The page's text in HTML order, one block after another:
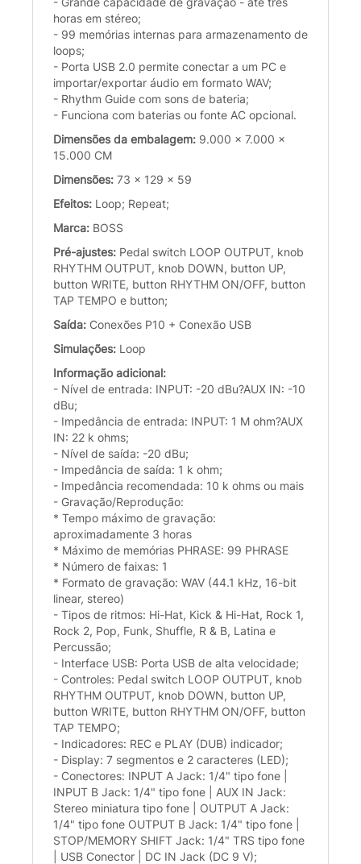
horas em stéreo;
- 99 memórias internas para armazenamento de
loops;
- Porta USB 2.0 permite conectar a um PC e
importar/exportar áudio em formato WAV;
- Rhythm Guide com sons de bateria;
- Funciona com baterias ou fonte AC opcional.
Dimensões da embalagem: 9.000 x 7.000 x
15.000 CM
Dimensões: 73 x 129 x 59
Efeitos: Loop; Repeat;
Marca: BOSS
Pré-ajustes: Pedal switch LOOP OUTPUT, knob
RHYTHM OUTPUT, knob DOWN, button UP,
button WRITE, button RHYTHM ON/OFF, button
TAP TEMPO e button;
Saída: Conexões P10 + Conexão USB
Simulações: Loop
Informação adicional:
- Nível de entrada: INPUT: -20 dBu?AUX IN: -10
dBu;
- Impedância de entrada: INPUT: 1 M ohm?AUX
IN: 22 k ohms;
- Nível de saída: -20 dBu;
- Impedância de saída: 1 k ohm;
- Impedância recomendada: 10 k ohms ou mais
- Gravação/Reprodução:
* Tempo máximo de gravação:
aproximadamente 3 horas
* Máximo de memórias PHRASE: 99 PHRASE
* Número de faixas: 1
* Formato de gravação: WAV (44.1 kHz, 16-bit
linear, stereo)
- Tipos de ritmos: Hi-Hat, Kick & Hi-Hat, Rock 1,
Rock 2, Pop, Funk, Shuffle, R & B, Latina e
Percussão;
- Interface USB: Porta USB de alta velocidade;
- Controles: Pedal switch LOOP OUTPUT, knob
RHYTHM OUTPUT, knob DOWN, button UP,
button WRITE, button RHYTHM ON/OFF, button
TAP TEMPO;
- Indicadores: REC e PLAY (DUB) indicador;
- Display: 7 segmentos e 2 caracteres (LED);
- Conectores: INPUT A Jack: 1/4" tipo fone |
INPUT B Jack: 1/4" tipo fone | AUX IN Jack:
Stereo miniatura tipo fone | OUTPUT A Jack:
1/4" tipo fone OUTPUT B Jack: 1/4" tipo fone |
STOP/MEMORY SHIFT Jack: 1/4" TRS tipo fone
| USB Conector | DC IN Jack (DC 9 V);